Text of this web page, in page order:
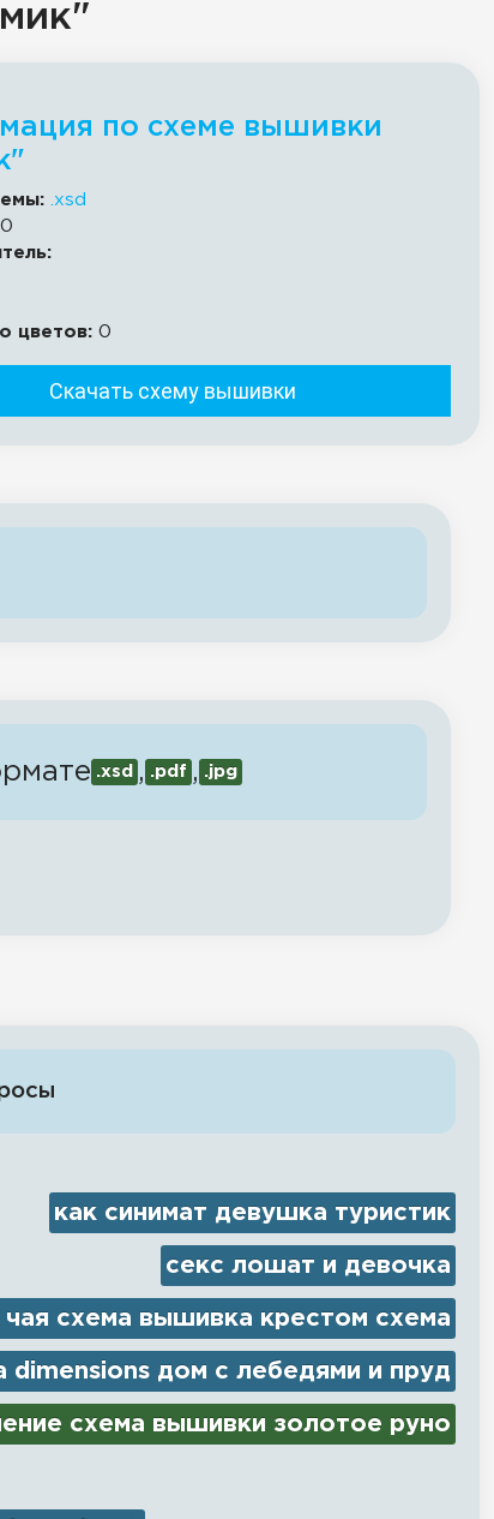
по схеме вышивки
.xsd
цветов: 0
Скачать схему вышивки
.xsd , .pdf , .jpg
как синимат девушка туристик
секс лошат и девочка
чая схема вышивка крестом схема
dimensions дом с лебедями и пруд
схема вышивки золотое руно